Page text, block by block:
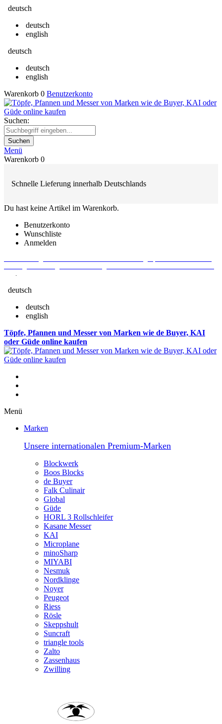
deutsch
deutsch
english
deutsch
deutsch
english
Warenkorb 0 Benutzerkonto
Suchen:
Suchen
Menü
Warenkorb 0
Schnelle Lieferung innerhalb Deutschlands
Du hast keine Artikel im Warenkorb.
Benutzerkonto
Wunschliste
Anmelden
.
deutsch
deutsch
english
Töpfe, Pfannen und Messer von Marken wie de Buyer, KAI
oder Güde online kaufen
Menü
Marken
Unsere internationalen Premium-Marken
Blockwerk
Boos Blocks
de Buyer
Falk Culinair
Global
Güde
HORL 3 Rollschleifer
Kasane Messer
KAI
Microplane
minoSharp
MIYABI
Nesmuk
Nordklinge
Noyer
Peugeot
Riess
Rösle
Skeppshult
Suncraft
triangle tools
Zalto
Zassenhaus
Zwilling